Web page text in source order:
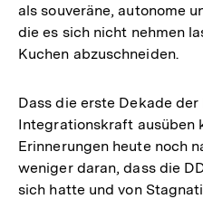
als souveräne, autonome
die es sich nicht nehmen
Kuchen abzuschneiden.
Dass die erste Dekade
Integrationskraft ausüben
Erinnerungen heute noch
weniger daran, dass die
sich hatte und von